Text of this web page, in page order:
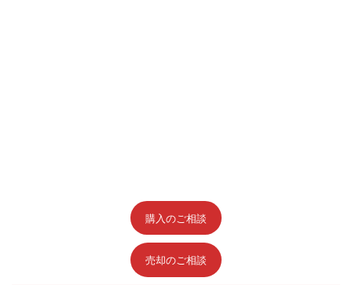
購入のご相談
売却のご相談